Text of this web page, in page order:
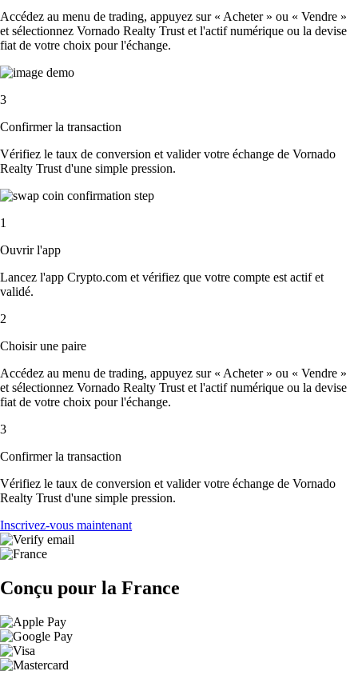
Accédez au menu de trading, appuyez sur « Acheter » ou « Vendre »
et sélectionnez Vornado Realty Trust et l'actif numérique ou la devise
fiat de votre choix pour l'échange.
3
Confirmer la transaction
Vérifiez le taux de conversion et valider votre échange de Vornado
Realty Trust d'une simple pression.
1
Ouvrir l'app
Lancez l'app Crypto.com et vérifiez que votre compte est actif et
validé.
2
Choisir une paire
Accédez au menu de trading, appuyez sur « Acheter » ou « Vendre »
et sélectionnez Vornado Realty Trust et l'actif numérique ou la devise
fiat de votre choix pour l'échange.
3
Confirmer la transaction
Vérifiez le taux de conversion et valider votre échange de Vornado
Realty Trust d'une simple pression.
Inscrivez-vous maintenant
Conçu pour la France